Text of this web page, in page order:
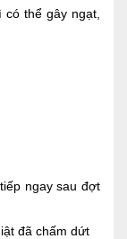
thể gây ngạt,
ngay sau đợt
đã chấm dứt